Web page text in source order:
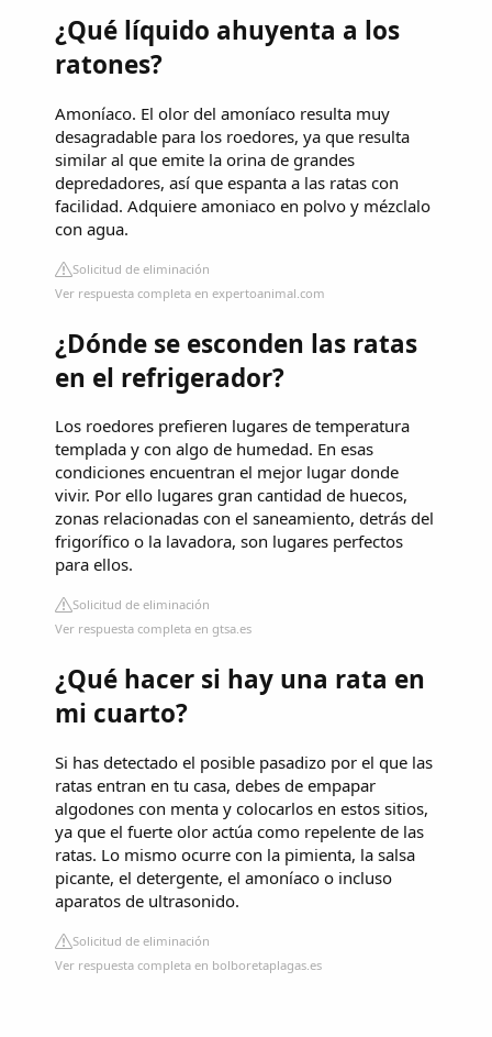
¿Qué líquido ahuyenta a los
ratones?
Amoníaco. El olor del amoníaco resulta muy
desagradable para los roedores, ya que resulta
similar al que emite la orina de grandes
depredadores, así que espanta a las ratas con
facilidad. Adquiere amoniaco en polvo y mézclalo
con agua.
Solicitud de eliminación
Ver respuesta completa en expertoanimal.com
¿Dónde se esconden las ratas
en el refrigerador?
Los roedores prefieren lugares de temperatura
templada y con algo de humedad. En esas
condiciones encuentran el mejor lugar donde
vivir. Por ello lugares gran cantidad de huecos,
zonas relacionadas con el saneamiento, detrás del
frigorífico o la lavadora, son lugares perfectos
para ellos.
Solicitud de eliminación
Ver respuesta completa en gtsa.es
¿Qué hacer si hay una rata en
mi cuarto?
Si has detectado el posible pasadizo por el que las
ratas entran en tu casa, debes de empapar
algodones con menta y colocarlos en estos sitios,
ya que el fuerte olor actúa como repelente de las
ratas. Lo mismo ocurre con la pimienta, la salsa
picante, el detergente, el amoníaco o incluso
aparatos de ultrasonido.
Solicitud de eliminación
Ver respuesta completa en bolboretaplagas.es